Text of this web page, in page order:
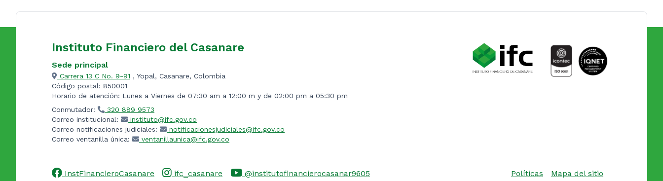
Instituto Financiero del Casanare
Sede principal
Carrera 13 C No. 9-91 , Yopal, Casanare, Colombia
Código postal: 850001
Horario de atención: Lunes a Viernes de 07:30 am a 12:00 m y de 02:00 pm a 05:30 pm
Conmutador:
320 889 9573
Correo institucional:
instituto@ifc.gov.co
Correo notificaciones judiciales:
notificacionesjudiciales@ifc.gov.co
Correo ventanilla única:
ventanillaunica@ifc.gov.co
InstFinancieroCasanare ifc_casanare @institutofinancierocasanar9605 Políticas Mapa del sitio